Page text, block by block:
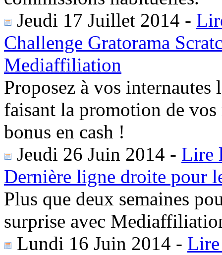
Jeudi 17 Juillet 2014 -
Challenge Gratorama
Mediaffiliation
Proposez à vos
faisant la promotion de vos
bonus en cash !
Jeudi 26 Juin 2014 - Lire
Dernière ligne droite pour
Plus que deux semaines
surprise avec
Lundi 16 Juin 2014 -